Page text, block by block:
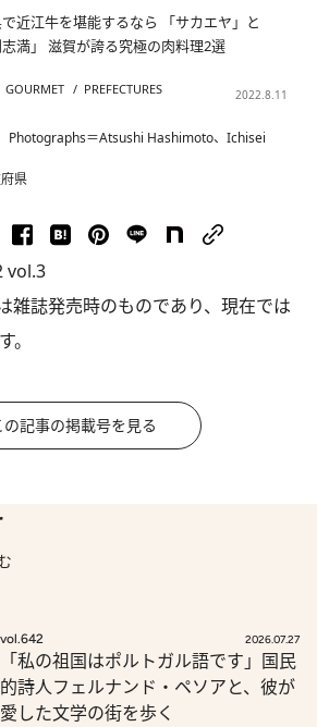
近江牛を堪能するなら 「サカエヤ」と
満」 滋賀が誇る究極の肉料理2選
GOURMET PREFECTURES 2022.8.11
＝Atsushi Hashimoto、Ichisei
県
vol.3
雑誌発売時のものであり、現在では
。
の記事の掲載号を見る
vol.642 2026.07.27
「私の祖国はポルトガル語です」国民
的詩人フェルナンド・ペソアと、彼が
愛した文学の街を歩く